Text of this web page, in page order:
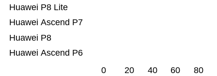
Huawei Ascend P6
Huawei P8
Huawei Ascend P7
Huawei P8 Lite
0 20 40 60 80